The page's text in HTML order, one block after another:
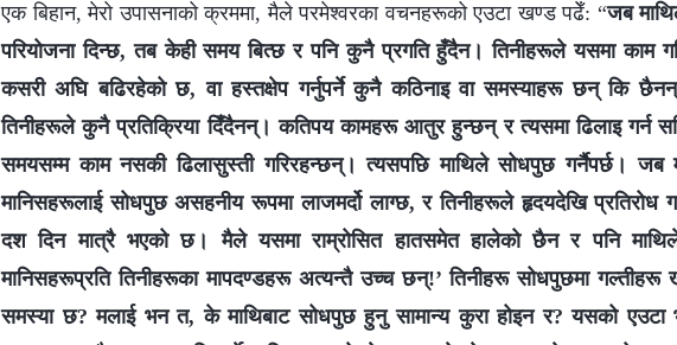
एक बिहान, मेरो उपासनाको क्रममा, मैले परमेश्‍वरका वचनहरूको एउटा खण्ड पढेँ: “जब
परियोजना दिन्छ, तब केही समय बित्छ र पनि कुनै प्रगति हुँदैन। तिनीहरूले यसमा काम
कसरी अघि बढिरहेको छ, वा हस्तक्षेप गर्नुपर्ने कुनै कठिनाइ वा समस्याहरू छन् कि
तिनीहरूले कुनै प्रतिक्रिया दिँदैनन्। कतिपय कामहरू आतुर हुन्छन् र त्यसमा ढिलाइ गर्न
समयसम्‍म काम नसकी ढिलासुस्ती गरिरहन्छन्। त्यसपछि माथिले सोधपुछ गर्नैपर्छ। जब
मानिसहरूलाई सोधपुछ असहनीय रूपमा लाजमर्दो लाग्छ, र तिनीहरूले हृदयदेखि प्रतिरोध
दश दिन मात्रै भएको छ। मैले यसमा राम्रोसित हातसमेत हालेको छैन र पनि
मानिसहरूप्रति तिनीहरूका मापदण्डहरू अत्यन्तै उच्च छन्!’ तिनीहरू सोधपुछमा
समस्या छ? मलाई भन त, के माथिबाट सोधपुछ हुनु सामान्य कुरा होइन र? यसको एउटा